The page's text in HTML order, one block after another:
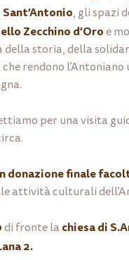
Sant’Antonio, gli spazi
Zecchino d’Oro e
della storia, della
rendono l’Antoniano
per una visita
donazione finale
attività culturali
di fronte la chiesa di
2.